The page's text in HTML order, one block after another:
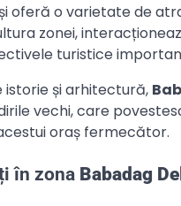
oferă o varietate de
zonei,
turistice
istorie și arhitectură,
vechi, care
oraș fermecător.
în zona Babadag